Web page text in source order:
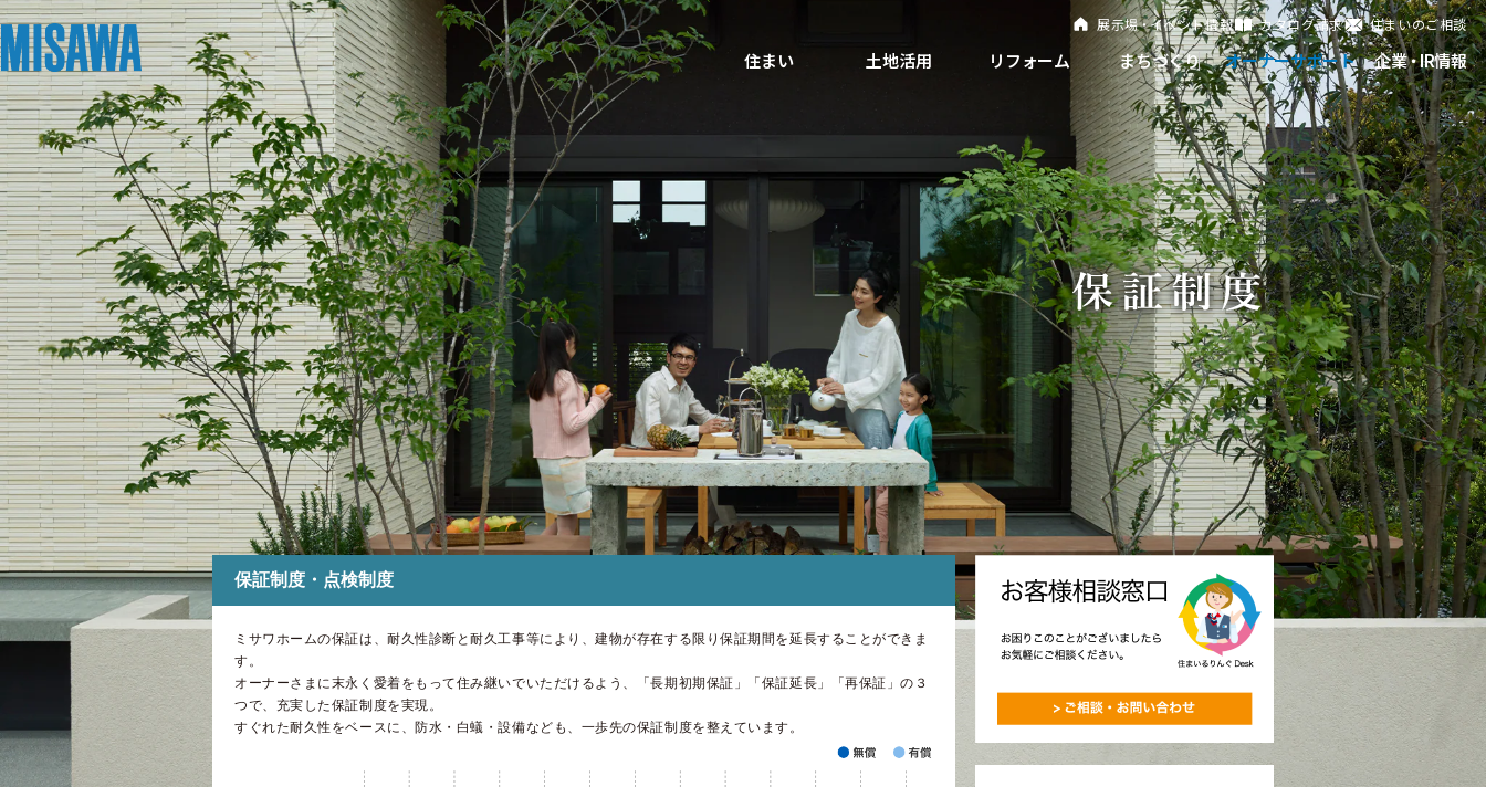
住まい
住まい 閉じる
建てる [注文住宅]
商品ラインアップ
デザイン
テクノロジー（住まいの性能）
建築事例・建築実例
デザイナーズギャラリー
インテリア
住まいづくりガイド
買う
分譲住宅（建売・土地）検索
スムストック検索
分譲マンション検索
売る [MISAWA RELAY]
住まいの売却
これから住まいをご検討の方
多彩な動画やこだわりが詰まった建築実例、注目の最新情
報など、住まいづくりを楽しく学べるデジタルラウンジで
ホームラウンジ 新築・戸建て
土地活用
土地活用 閉じる
個人のお客さま
賃貸住宅
賃貸併用住宅
店舗・各種施設
土地活用モデルルーム見学
土地活用実例
法人のお客さま
企業不動産活用（CRE）戦略
医療・介護・子育て・障がい福祉施設
これから土地活用・賃貸経営をご検討の方
土地活用の基礎から長期安定経営を目指すオーナー様ま
で、賃貸経営に役立つ多彩な情報を幅広くお届けします。
ホームラウンジ 土地活用・賃貸経営
リフォーム
リフォーム 閉じる
戸建て・マンション
ミサワリフォームとは
リフォームの流れ
リフォームメニュー
リフォーム事例
事業用
事業用リノベーション
リフォーム営業所
これからリフォームをご検討の方
実例動画や基礎知識、収納の工夫など、理想の住まいを叶
えるリフォームの具体策とアイデアを豊富にご用意してい
ホームラウンジ リフォーム
まちづくり
まちづくり 閉じる
複合開発・投資開発
複合開発事業（ASMACI-アスマチ-）
再開発・官民連携事業
分譲マンション開発事業
収益不動産・投資開発事業
建築再生事業
事業用売買
事業用地・事業用建物
すべてのフィールドに新しい価値をデザインし、持続可能
な未来志向のまちづくりを実現していきます。
ミサワゼネラルソリューション
オーナーサポート
オーナーサポート 閉じる
サポートメニュー
住まいるりんぐ（ロングサポート）
保証制度
アフターメンテナンス
ミサワリフォーム
ご相談窓口
お客様センター
ミサワホームオーナーさま・リフォーム工事ご契約者さま
とミサワホームを結ぶコミュニケーションサイト。お得・
便利・安心なコンテンツや、ミサワホームからの大切なお
知らせなど配信しています。
ミサワオーナーズクラブ
企業・IR情報
企業・IR情報 閉じる
企業・IR
ニュース
MISAWAについて
ミサワホームグループ
IR情報
SDGs
環境活動
採用情報
新卒者採用
障がい者採用
ウエルネス事業
海外事業
ミサワアイデンティティ
展示場・イベント情報 カタログ請求 住まいのご相談
保証制度・点検制度
ミサワホームの保証は、耐久性診断と耐久工事等により、建物が存在する限り保証期間を延長することができま
す。
オーナーさまに末永く愛着をもって住み継いでいただけるよう、「長期初期保証」「保証延長」「再保証」の３
つで、充実した保証制度を実現。
すぐれた耐久性をベースに、防水・白蟻・設備なども、一歩先の保証制度を整えています。